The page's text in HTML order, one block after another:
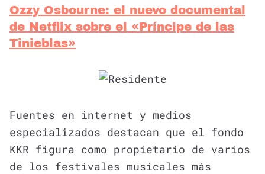
Ozzy Osbourne: el nuevo documental
de Netflix sobre el «Príncipe de las
Tinieblas»
Fuentes en internet y medios
especializados destacan que el fondo
KKR figura como propietario de varios
de los festivales musicales más